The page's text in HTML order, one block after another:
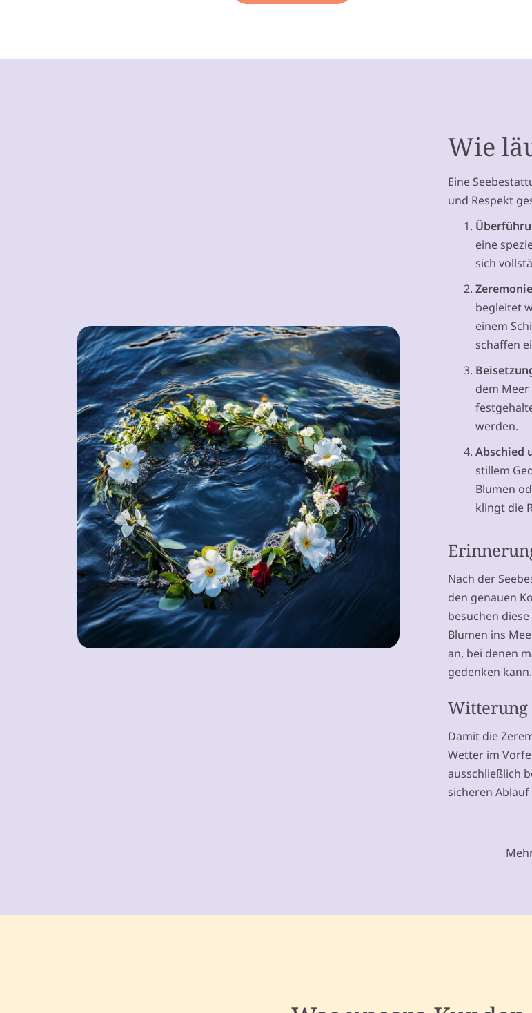
Wie
Eine
und Respekt
eine
sich
begleitet
einem
schaffen
dem
werden.
Abschied
stillem
Blumen
klingt die
Nach der
den genauen
besuchen
Blumen ins
an, bei denen
gedenken kann.
Damit die
Wetter im
ausschließlich
sicheren